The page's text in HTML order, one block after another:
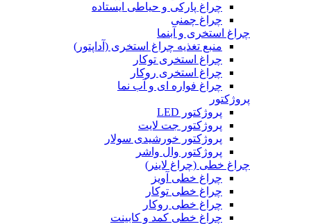
چراغ پارکی و حیاطی ایستاده
چراغ چمنی
چراغ استخری و آبنما
منبع تغذیه چراغ استخری (آداپتور)
چراغ استخری توکار
چراغ استخری روکار
چراغ فواره ای و آب نما
پروژکتور
پروژکتور LED
پروژکتور جت لایت
پروژکتور خورشیدی سولار
پروژکتور وال واشر
چراغ خطی (چراغ لاینر)
چراغ خطی آویز
چراغ خطی توکار
چراغ خطی روکار
چراغ خطی کمد و کابینت